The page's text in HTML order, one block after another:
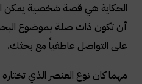
الحكاية هي قصة شخصية يمكن
أن تكون ذات صلة بموضوع
على التواصل عاطفياً مع بحثك.
مهما كان نوع العنصر الذي